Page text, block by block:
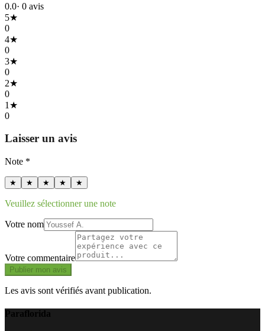
0.0· 0 avis
5★
0
4★
0
3★
0
2★
0
1 ★
0
Laisser un avis
Note *
★ ★ ★ ★ ★
Veuillez sélectionner une note
Votre nom
Votre commentaire
Publier mon avis
Les avis sont vérifiés avant publication.
Paraflorida